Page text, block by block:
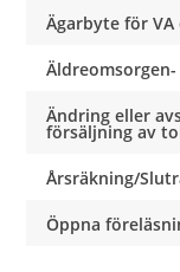
Ägarbyte för
Ändring eller
försäljning av
Årsräkning/
Öppna